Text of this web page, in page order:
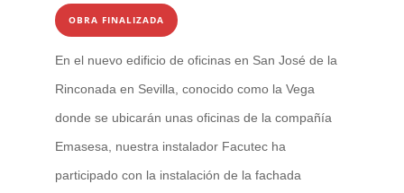
OBRA FINALIZADA
En el nuevo edificio de oficinas en San José de la
Rinconada en Sevilla, conocido como la Vega
donde se ubicarán unas oficinas de la compañía
Emasesa, nuestra instalador Facutec ha
participado con la instalación de la fachada